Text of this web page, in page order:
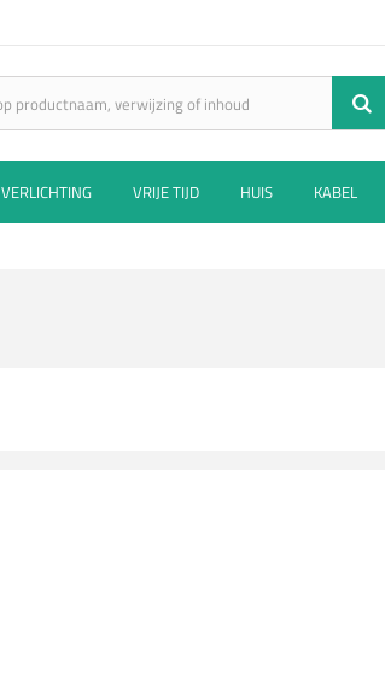
VERLICHTING VRIJE TIJD HUIS KABEL